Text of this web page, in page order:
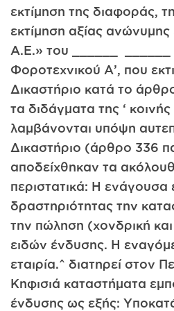
εκτίμηση της διαφοράς,
εκτίμηση αξίας ανώνυμης
Α.Ε.» του ______ ______
Φοροτεχνικού Α’, που
Δικαστήριο κατά το
τα διδάγματα της ‘
λαμβάνονται υπόψη
Δικαστήριο (άρθρο 336
αποδείχθηκαν τα
περιστατικά: Η ενάγουσα
δραστηριότητας την
την πώληση (χονδρική
ειδών ένδυσης. Η
εταιρία.^ διατηρεί στον
Κηφισιά καταστήματα
ένδυσης ως εξής: